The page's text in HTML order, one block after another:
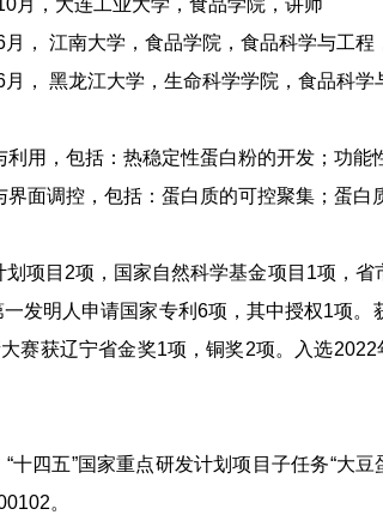
，大连工业大学，食品学院，讲师
江南大学，食品学院，食品科学与工程
黑龙江大学，生命科学学院，食品科学
，包括：热稳定性蛋白粉的开发；功能
调控，包括：蛋白质的可控聚集；蛋白
目2项，国家自然科学基金项目1项，省
发明人申请国家专利6项，其中授权1项。
赛获辽宁省金奖1项，铜奖2项。入选
四五”国家重点研发计划项目子任务“大豆
。